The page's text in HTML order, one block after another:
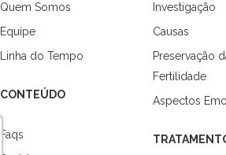
Quem Somos
Equipe
Linha do Tempo
CONTEÚDO
Faqs
Investigação
Causas
Preservação
Fertilidade
Aspectos